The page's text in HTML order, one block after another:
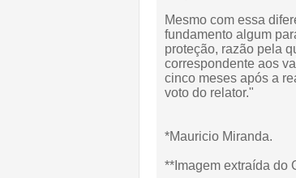
Mesmo com essa
fundamento algum
proteção, razão pela
correspondente aos
cinco meses após a
voto do relator."
*Mauricio Miranda.
**Imagem extraída do